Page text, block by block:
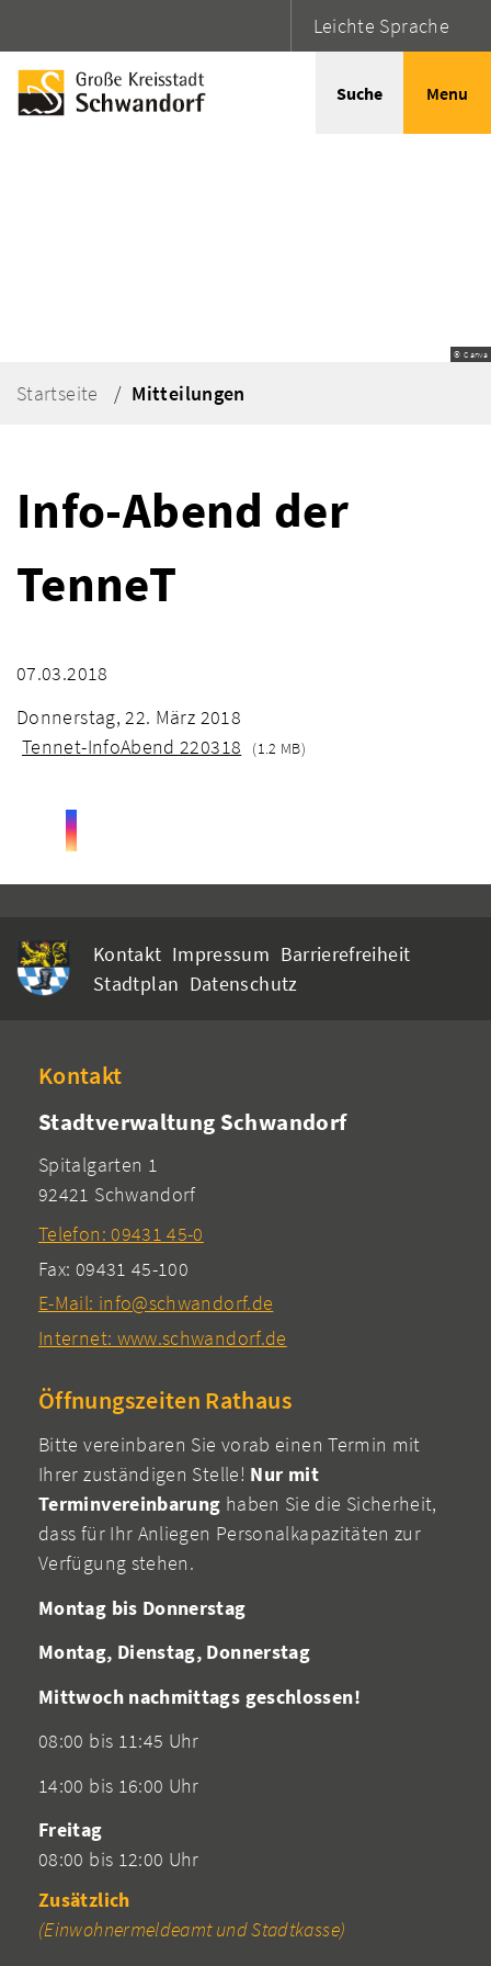
Leichte Sprache
Suche Menu
© Canva
Startseite Mitteilungen
Info-Abend der
TenneT
07.03.2018
Donnerstag, 22. März 2018
Tennet-InfoAbend 220318
(1.2 MB)
Kontakt Impressum Barrierefreiheit
Stadtplan Datenschutz
Kontakt
Stadtverwaltung Schwandorf
Spitalgarten 1
92421 Schwandorf
Telefon: 09431 45-0
Fax: 09431 45-100
E-Mail: info@schwandorf.de
Internet: www.schwandorf.de
Öffnungszeiten Rathaus
Bitte vereinbaren Sie vorab einen Termin mit
Ihrer zuständigen Stelle! Nur mit
Terminvereinbarung haben Sie die Sicherheit,
dass für Ihr Anliegen Personalkapazitäten zur
Verfügung stehen.
Montag bis Donnerstag
Montag, Dienstag, Donnerstag
Mittwoch nachmittags geschlossen!
08:00 bis 11:45 Uhr
14:00 bis 16:00 Uhr
Freitag
08:00 bis 12:00 Uhr
Zusätzlich
(Einwohnermeldeamt und Stadtkasse)